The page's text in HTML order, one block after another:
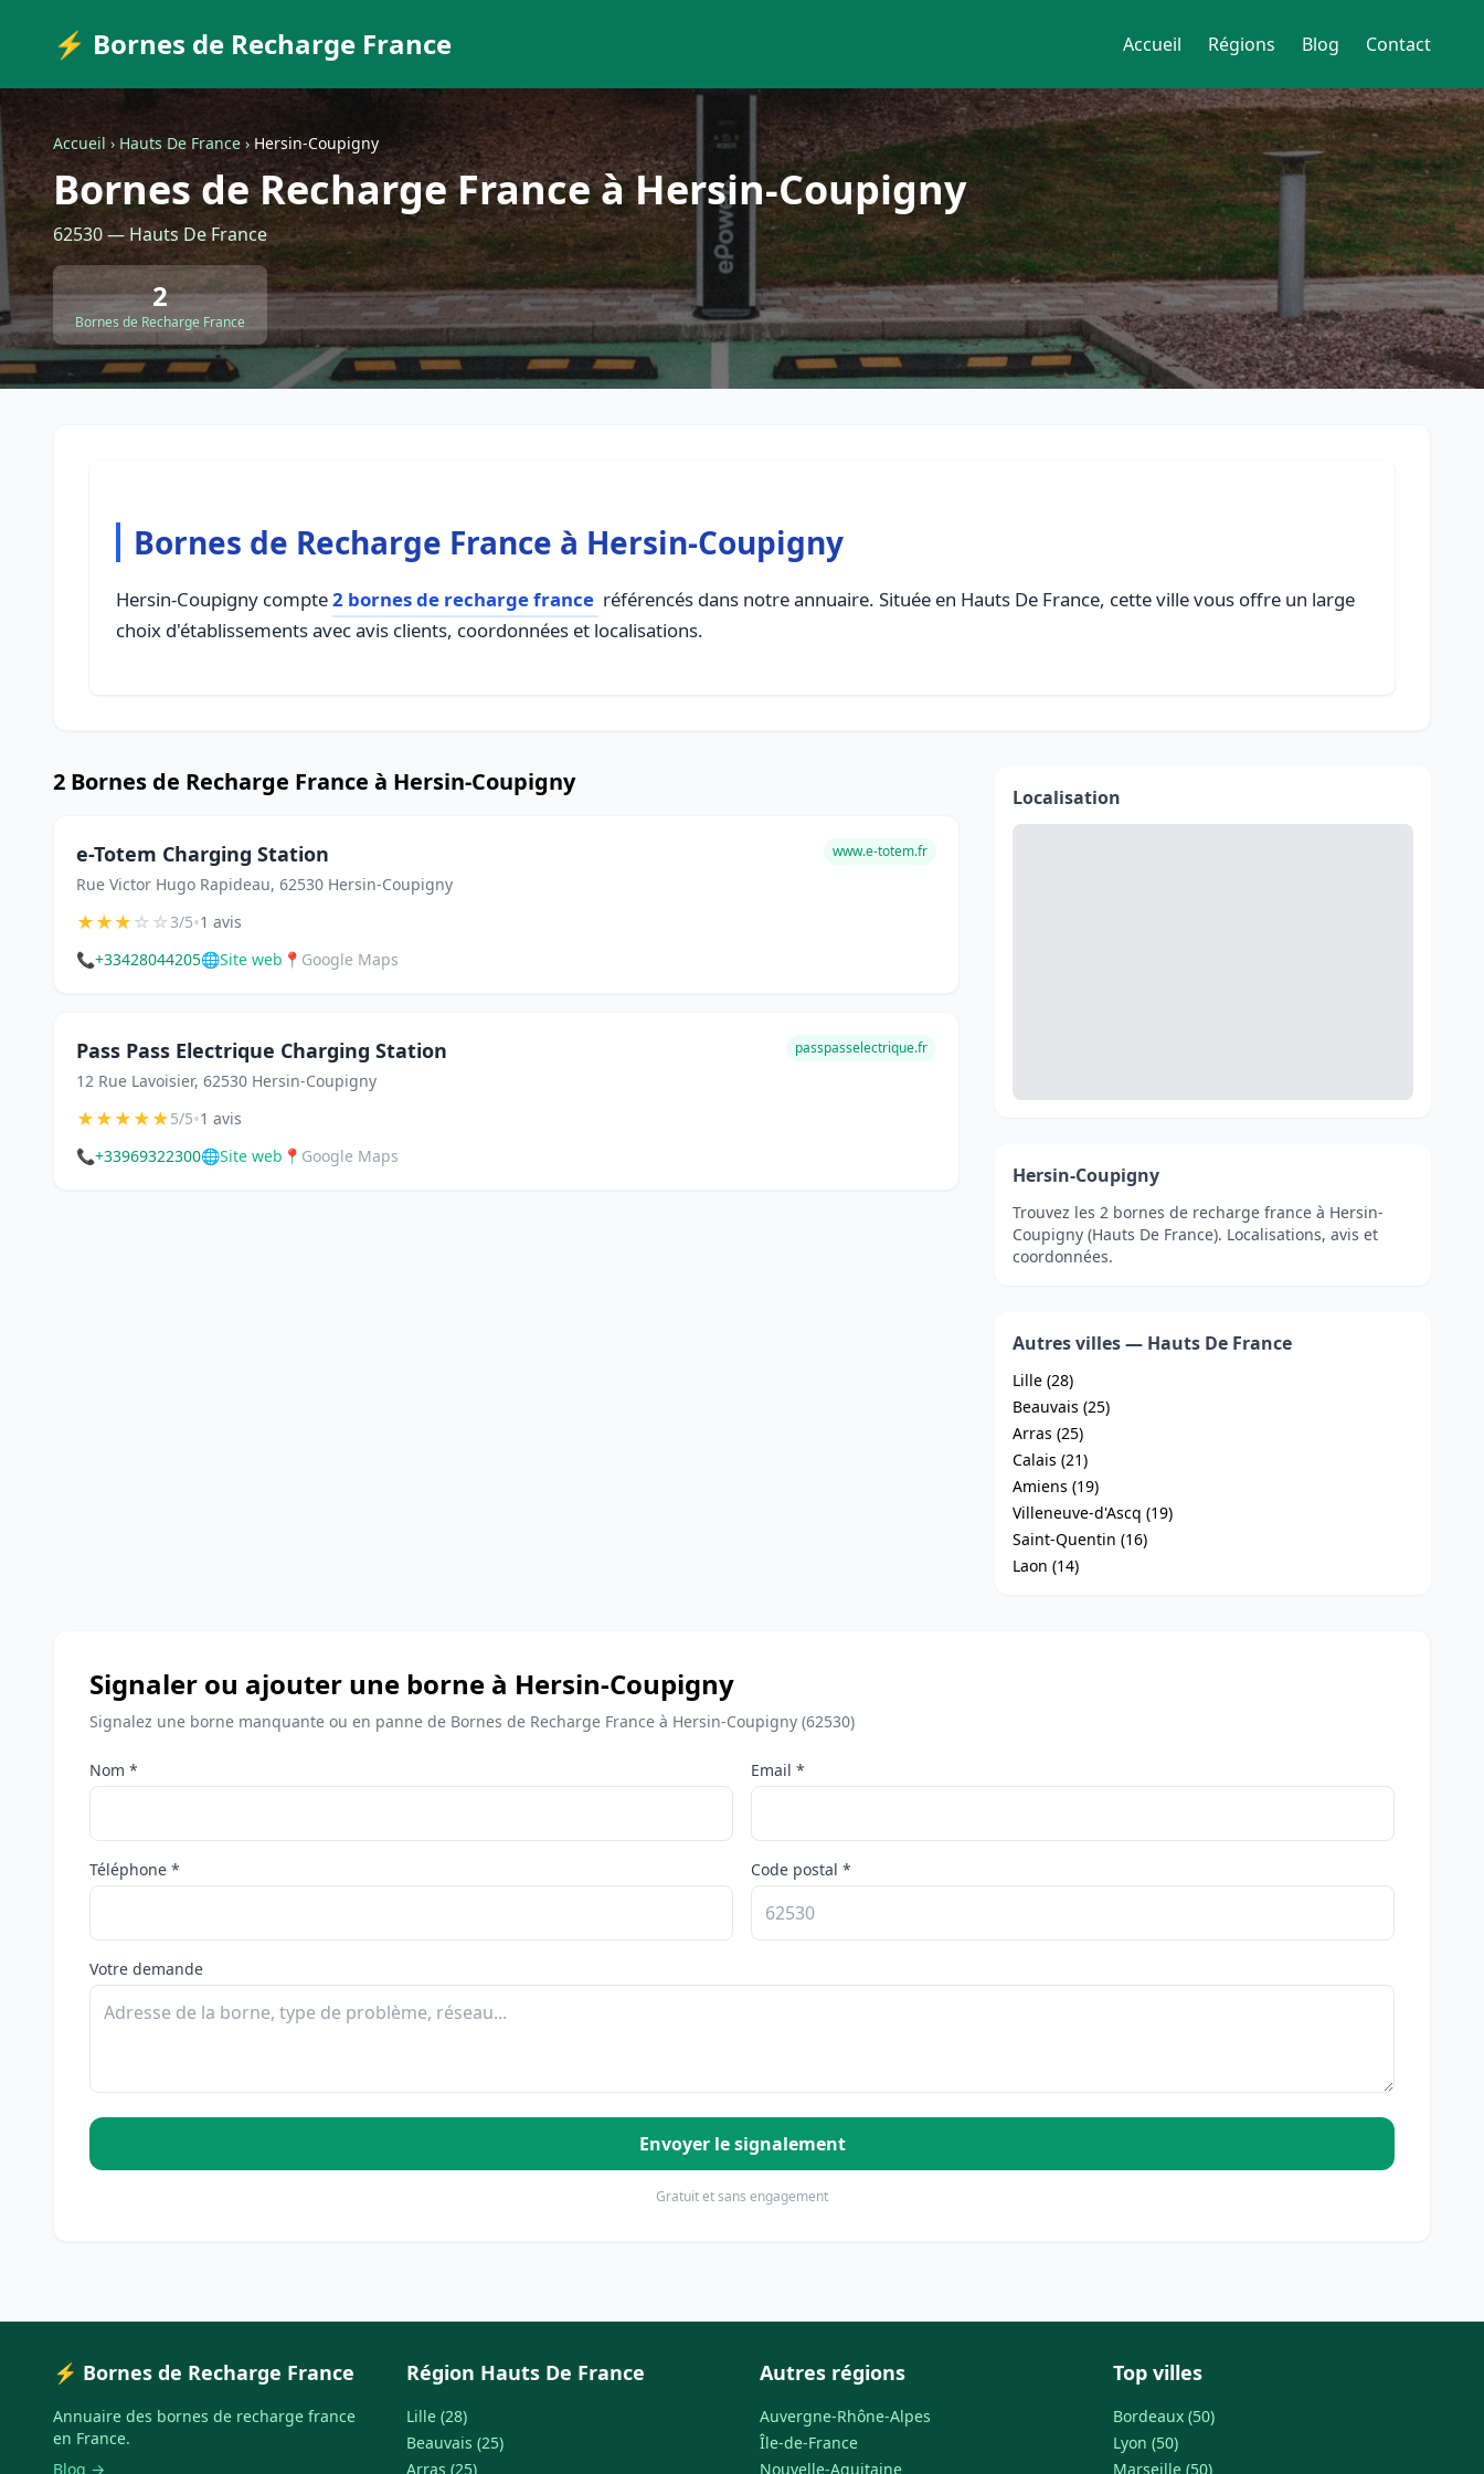
⚡ Bornes de Recharge France Accueil Régions Blog Contact
Accueil › Hauts De France › Hersin-Coupigny
Bornes de Recharge France à Hersin-Coupigny
62530 — Hauts De France
2
Bornes de Recharge France
Bornes de Recharge France à Hersin-Coupigny
Hersin-Coupigny compte2 bornes de recharge france référencés dans notre annuaire. Située en Hauts De France, cette ville vous offre un large
choix d'établissements avec avis clients, coordonnées et localisations.
2 Bornes de Recharge France à Hersin-Coupigny
e-Totem Charging Station
Rue Victor Hugo Rapideau, 62530 Hersin-Coupigny
www.e-totem.fr
★★★☆☆3/5•1 avis
📞+33428044205🌐Site web 📍 Google Maps
Pass Pass Electrique Charging Station
12 Rue Lavoisier, 62530 Hersin-Coupigny
passpasselectrique.fr
★★★★★5/5•1 avis
📞+33969322300🌐Site web 📍 Google Maps
Localisation
Hersin-Coupigny
Trouvez les 2 bornes de recharge france à Hersin-
Coupigny (Hauts De France). Localisations, avis et
coordonnées.
Autres villes — Hauts De France
Lille (28)
Beauvais (25)
Arras (25)
Calais (21)
Amiens (19)
Villeneuve-d'Ascq (19)
Saint-Quentin (16)
Laon (14)
Signaler ou ajouter une borne à Hersin-Coupigny
Signalez une borne manquante ou en panne de Bornes de Recharge France à Hersin-Coupigny (62530)
Nom * Email *
Téléphone * Code postal *
Votre demande
Envoyer le signalement
Gratuit et sans engagement
⚡ Bornes de Recharge France
Annuaire des bornes de recharge france
en France.
Blog →
Région Hauts De France
Lille (28)
Beauvais (25)
Arras (25)
Autres régions
Auvergne-Rhône-Alpes
Île-de-France
Nouvelle-Aquitaine
Top villes
Bordeaux (50)
Lyon (50)
Marseille (50)